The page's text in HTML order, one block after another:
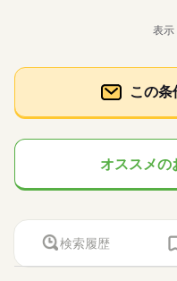
表示
この条
オススメの
検索履歴